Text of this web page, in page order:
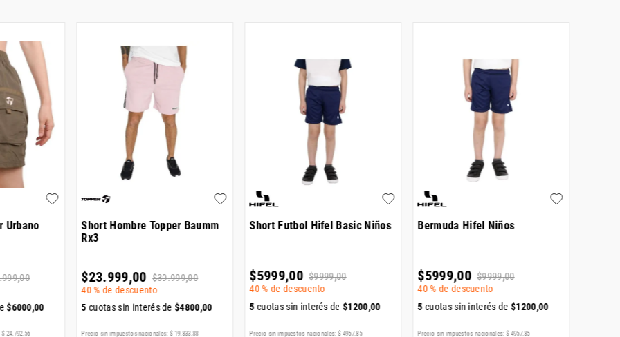
Urbano
.999,00
$6000,00
$ 24.792,56
Short Hombre Topper Baumm
Rx3
$23.999,00 $39.999,00
40 % de descuento
5cuotas sin interés de$4800,00
Precio sin impuestos nacionales: $ 19.833 ,88
Short Futbol Hifel Basic Niños
$5999,00 $9999,00
40 % de descuento
5cuotas sin interés de$1200,00
Precio sin impuestos nacionales: $ 4957,85
Bermuda Hifel Niños
$5999,00 $9999,00
40 % de descuento
5cuotas sin interés de$1200,00
Precio sin impuestos nacionales: $ 4957,85